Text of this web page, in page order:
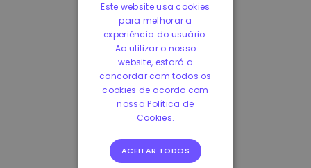
Este website usa cookies
para melhorar a
experiência do usuário.
Ao utilizar o nosso
website, estará a
concordar com todos os
cookies de acordo com
nossa Política de
Cookies.
ACEITAR TODOS